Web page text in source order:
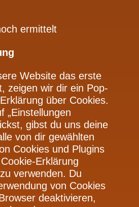
ermittelt
Website das erste
zeigen wir dir ein Pop-
über Cookies.
„Einstellungen
gibst du uns deine
von dir gewählten
Cookies und Plugins
Erklärung
verwenden. Du
von Cookies
deaktivieren,